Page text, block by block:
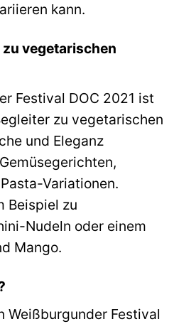
kann.
zu vegetarischen
Festival DOC 2021 ist
zu vegetarischen
und Eleganz
Variationen.
Beispiel zu
Nudeln oder einem
Mango.
Weißburgunder Festival